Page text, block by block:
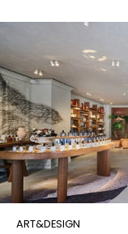
딥티크
ART&DESIGN